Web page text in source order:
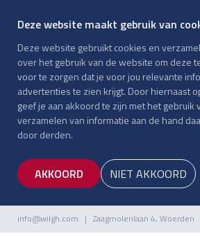
Deze website maakt gebruik van
Deze website gebruikt cookies en
over het gebruik van de website om deze
voor te zorgen dat je voor jou relevante
advertenties te zien krijgt. Door hiernaast
geef je aan akkoord te zijn met het gebruik
verzamelen van informatie aan de hand
door derden.
AKKOORD NIET AKKOORD
info@wilgh.com | Zaagmolenlaan 4, Woerden